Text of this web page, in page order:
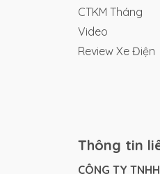
CTKM Tháng
Video
Review Xe Điện
Thông tin
CÔNG TY